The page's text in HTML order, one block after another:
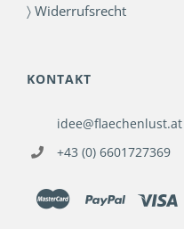
〉 Widerrufsrecht
KONTAKT
idee@flaechenlust.at
+43 (0) 6601727369